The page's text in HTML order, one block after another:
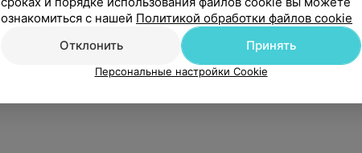
ознакомиться с нашей Политикой обработки файлов cookie
Отклонить
Принять
Персональные настройки Cookie